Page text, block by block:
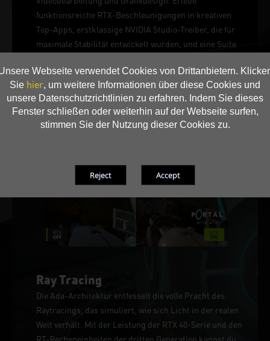
Webseite verwendet Cookies von Drittanbietern.
Sie hier, um weitere Informationen über diese Cookies und
unsere Datenschutzrichtlinien zu erfahren. Indem Sie dieses
Fenster schließen oder weiterhin auf der Webseite surfen,
stimmen Sie der Nutzung dieser Cookies zu.
funktionsreiche RTX-Beschleunigungen in kreativen
Top-Apps, erstklassige NVIDIA Studio-Treiber, die für
maximale Stabilität entwickelt wurden, und eine Suite
gestützte kreative Workflows nutzen.
Ray Tracing
Die Ada-Architektur entfesselt die volle Pracht des
Raytracings, das simuliert, wie sich Licht in der realen
Welt verhält. Mit der Leistung der RTX 40-Serie und den
RT-Recheneinheiten der dritten Generation kannst du